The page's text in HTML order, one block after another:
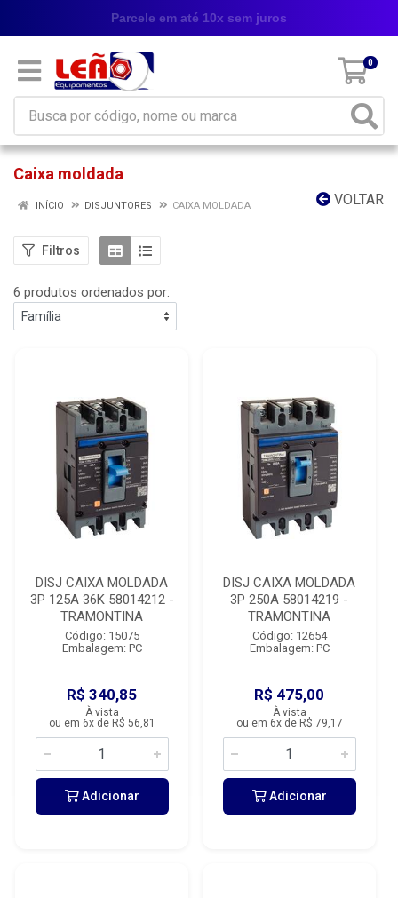
0
Parcele em até 10x sem juros
Caixa moldada
VOLTAR
INÍCIO DISJUNTORES CAIXA MOLDADA
Filtros
6 produtos ordenados por:
DISJ CAIXA MOLDADA
3P 125A 36K 58014212 -
TRAMONTINA
Código: 15075
Embalagem: PC
R$ 340,85
À vista
ou em 6x de R$ 56,81
Adicionar
DISJ CAIXA MOLDADA
3P 250A 58014219 -
TRAMONTINA
Código: 12654
Embalagem: PC
R$ 475,00
À vista
ou em 6x de R$ 79,17
Adicionar